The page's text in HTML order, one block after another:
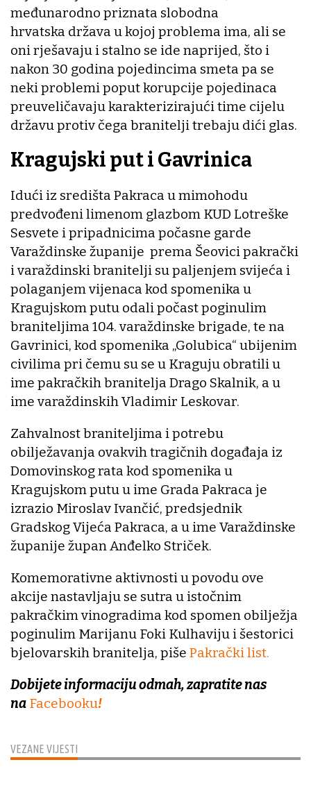
VEZANE VIJESTI
međunarodno priznata slobodna
hrvatska država u kojoj problema ima, ali se
oni rješavaju i stalno se ide naprijed, što i
nakon 30 godina pojedincima smeta pa se
neki problemi poput korupcije pojedinaca
preuveličavaju karakterizirajući time cijelu
državu protiv čega branitelji trebaju dići glas.
Kragujski put i Gavrinica
Idući iz središta Pakraca u mimohodu
predvođeni limenom glazbom KUD Lotreške
Sesvete i pripadnicima počasne garde
Varaždinske županije prema Šeovici pakrački
i varaždinski branitelji su paljenjem svijeća i
polaganjem vijenaca kod spomenika u
Kragujskom putu odali počast poginulim
braniteljima 104. varaždinske brigade, te na
Gavrinici, kod spomenika „Golubica“ ubijenim
civilima pri čemu su se u Kraguju obratili u
ime pakračkih branitelja Drago Skalnik, a u
ime varaždinskih Vladimir Leskovar.
Zahvalnost braniteljima i potrebu
obilježavanja ovakvih tragičnih događaja iz
Domovinskog rata kod spomenika u
Kragujskom putu u ime Grada Pakraca je
izrazio Miroslav Ivančić, predsjednik
Gradskog Vijeća Pakraca, a u ime Varaždinske
županije župan Anđelko Striček.
Komemorativne aktivnosti u povodu ove
akcije nastavljaju se sutra u istočnim
pakračkim vinogradima kod spomen obilježja
poginulim Marijanu Foki Kulhaviju i šestorici
bjelovarskih branitelja, piše Pakrački list.
Dobijete informaciju odmah, zapratite nas
na Facebooku!